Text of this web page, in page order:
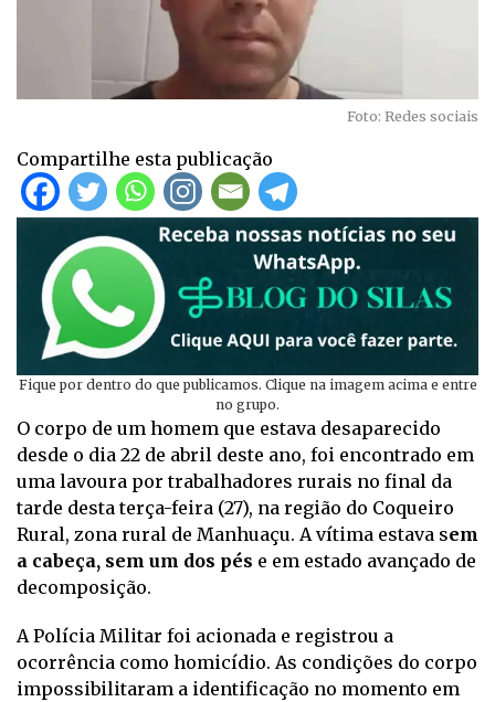
Foto: Redes sociais
Compartilhe esta publicação
Fique por dentro do que publicamos. Clique na imagem acima e entre
no grupo.
O corpo de um homem que estava desaparecido
desde o dia 22 de abril deste ano, foi encontrado em
uma lavoura por trabalhadores rurais no final da
tarde desta terça-feira (27), na região do Coqueiro
Rural, zona rural de Manhuaçu. A vítima estava sem
a cabeça, sem um dos pés e em estado avançado de
decomposição.
A Polícia Militar foi acionada e registrou a
ocorrência como homicídio. As condições do corpo
impossibilitaram a identificação no momento em